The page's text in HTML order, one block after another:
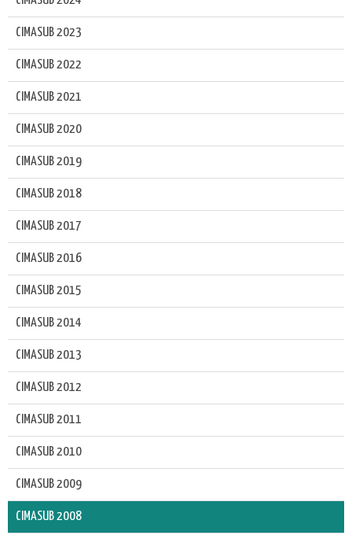
CIMASUB 2023
CIMASUB 2022
CIMASUB 2021
CIMASUB 2020
CIMASUB 2019
CIMASUB 2018
CIMASUB 2017
CIMASUB 2016
CIMASUB 2015
CIMASUB 2014
CIMASUB 2013
CIMASUB 2012
CIMASUB 2011
CIMASUB 2010
CIMASUB 2009
CIMASUB 2008